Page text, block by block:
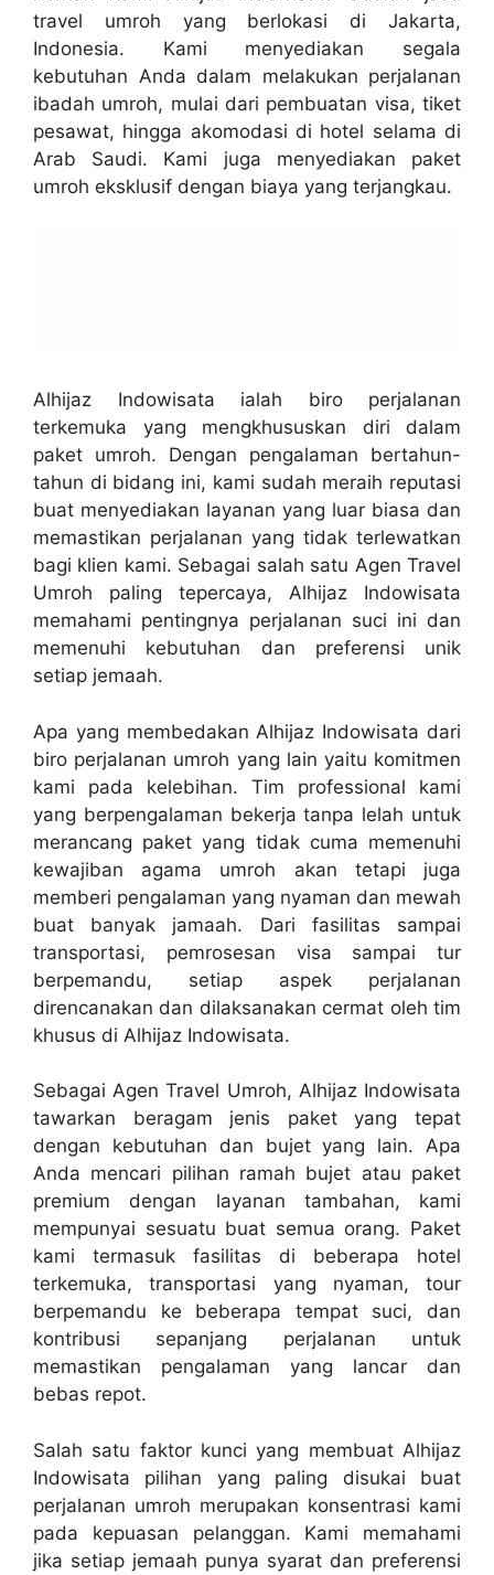
travel umroh yang berlokasi di Jakarta,
Indonesia. Kami menyediakan segala
kebutuhan Anda dalam melakukan perjalanan
ibadah umroh, mulai dari pembuatan visa, tiket
pesawat, hingga akomodasi di hotel selama di
Arab Saudi. Kami juga menyediakan paket
umroh eksklusif dengan biaya yang terjangkau.
Alhijaz Indowisata ialah biro perjalanan
terkemuka yang mengkhususkan diri dalam
paket umroh. Dengan pengalaman bertahun-
tahun di bidang ini, kami sudah meraih reputasi
buat menyediakan layanan yang luar biasa dan
memastikan perjalanan yang tidak terlewatkan
bagi klien kami. Sebagai salah satu Agen Travel
Umroh paling tepercaya, Alhijaz Indowisata
memahami pentingnya perjalanan suci ini dan
memenuhi kebutuhan dan preferensi unik
setiap jemaah.
Apa yang membedakan Alhijaz Indowisata dari
biro perjalanan umroh yang lain yaitu komitmen
kami pada kelebihan. Tim professional kami
yang berpengalaman bekerja tanpa lelah untuk
merancang paket yang tidak cuma memenuhi
kewajiban agama umroh akan tetapi juga
memberi pengalaman yang nyaman dan mewah
buat banyak jamaah. Dari fasilitas sampai
transportasi, pemrosesan visa sampai tur
berpemandu, setiap aspek perjalanan
direncanakan dan dilaksanakan cermat oleh tim
khusus di Alhijaz Indowisata.
Sebagai Agen Travel Umroh, Alhijaz Indowisata
tawarkan beragam jenis paket yang tepat
dengan kebutuhan dan bujet yang lain. Apa
Anda mencari pilihan ramah bujet atau paket
premium dengan layanan tambahan, kami
mempunyai sesuatu buat semua orang. Paket
kami termasuk fasilitas di beberapa hotel
terkemuka, transportasi yang nyaman, tour
berpemandu ke beberapa tempat suci, dan
kontribusi sepanjang perjalanan untuk
memastikan pengalaman yang lancar dan
bebas repot.
Salah satu faktor kunci yang membuat Alhijaz
Indowisata pilihan yang paling disukai buat
perjalanan umroh merupakan konsentrasi kami
pada kepuasan pelanggan. Kami memahami
jika setiap jemaah punya syarat dan preferensi